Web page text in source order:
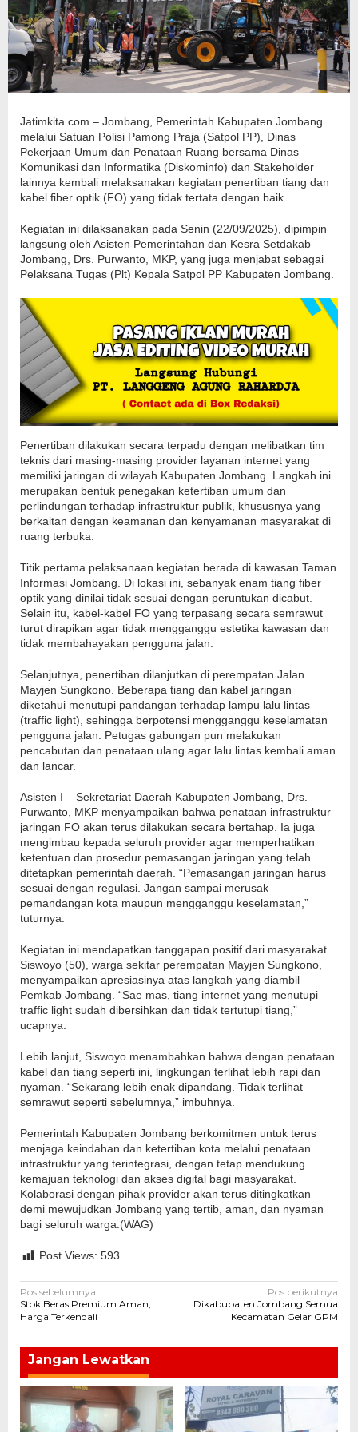
Jatimkita.com – Jombang, Pemerintah Kabupaten Jombang
melalui Satuan Polisi Pamong Praja (Satpol PP), Dinas
Pekerjaan Umum dan Penataan Ruang bersama Dinas
Komunikasi dan Informatika (Diskominfo) dan Stakeholder
lainnya kembali melaksanakan kegiatan penertiban tiang dan
kabel fiber optik (FO) yang tidak tertata dengan baik.
Kegiatan ini dilaksanakan pada Senin (22/09/2025), dipimpin
langsung oleh Asisten Pemerintahan dan Kesra Setdakab
Jombang, Drs. Purwanto, MKP, yang juga menjabat sebagai
Pelaksana Tugas (Plt) Kepala Satpol PP Kabupaten Jombang.
Penertiban dilakukan secara terpadu dengan melibatkan tim
teknis dari masing-masing provider layanan internet yang
memiliki jaringan di wilayah Kabupaten Jombang. Langkah ini
merupakan bentuk penegakan ketertiban umum dan
perlindungan terhadap infrastruktur publik, khususnya yang
berkaitan dengan keamanan dan kenyamanan masyarakat di
ruang terbuka.
Titik pertama pelaksanaan kegiatan berada di kawasan Taman
Informasi Jombang. Di lokasi ini, sebanyak enam tiang fiber
optik yang dinilai tidak sesuai dengan peruntukan dicabut.
Selain itu, kabel-kabel FO yang terpasang secara semrawut
turut dirapikan agar tidak mengganggu estetika kawasan dan
tidak membahayakan pengguna jalan.
Selanjutnya, penertiban dilanjutkan di perempatan Jalan
Mayjen Sungkono. Beberapa tiang dan kabel jaringan
diketahui menutupi pandangan terhadap lampu lalu lintas
(traffic light), sehingga berpotensi mengganggu keselamatan
pengguna jalan. Petugas gabungan pun melakukan
pencabutan dan penataan ulang agar lalu lintas kembali aman
dan lancar.
Asisten I – Sekretariat Daerah Kabupaten Jombang, Drs.
Purwanto, MKP menyampaikan bahwa penataan infrastruktur
jaringan FO akan terus dilakukan secara bertahap. Ia juga
mengimbau kepada seluruh provider agar memperhatikan
ketentuan dan prosedur pemasangan jaringan yang telah
ditetapkan pemerintah daerah. “Pemasangan jaringan harus
sesuai dengan regulasi. Jangan sampai merusak
pemandangan kota maupun mengganggu keselamatan,”
tuturnya.
Kegiatan ini mendapatkan tanggapan positif dari masyarakat.
Siswoyo (50), warga sekitar perempatan Mayjen Sungkono,
menyampaikan apresiasinya atas langkah yang diambil
Pemkab Jombang. “Sae mas, tiang internet yang menutupi
traffic light sudah dibersihkan dan tidak tertutupi tiang,”
ucapnya.
Lebih lanjut, Siswoyo menambahkan bahwa dengan penataan
kabel dan tiang seperti ini, lingkungan terlihat lebih rapi dan
nyaman. “Sekarang lebih enak dipandang. Tidak terlihat
semrawut seperti sebelumnya,” imbuhnya.
Pemerintah Kabupaten Jombang berkomitmen untuk terus
menjaga keindahan dan ketertiban kota melalui penataan
infrastruktur yang terintegrasi, dengan tetap mendukung
kemajuan teknologi dan akses digital bagi masyarakat.
Kolaborasi dengan pihak provider akan terus ditingkatkan
demi mewujudkan Jombang yang tertib, aman, dan nyaman
bagi seluruh warga.(WAG)
Post Views: 593
Navigasi
pos
Pos sebelumnya
Stok Beras Premium Aman,
Harga Terkendali
Pos berikutnya
Dikabupaten Jombang Semua
Kecamatan Gelar GPM
Jangan Lewatkan